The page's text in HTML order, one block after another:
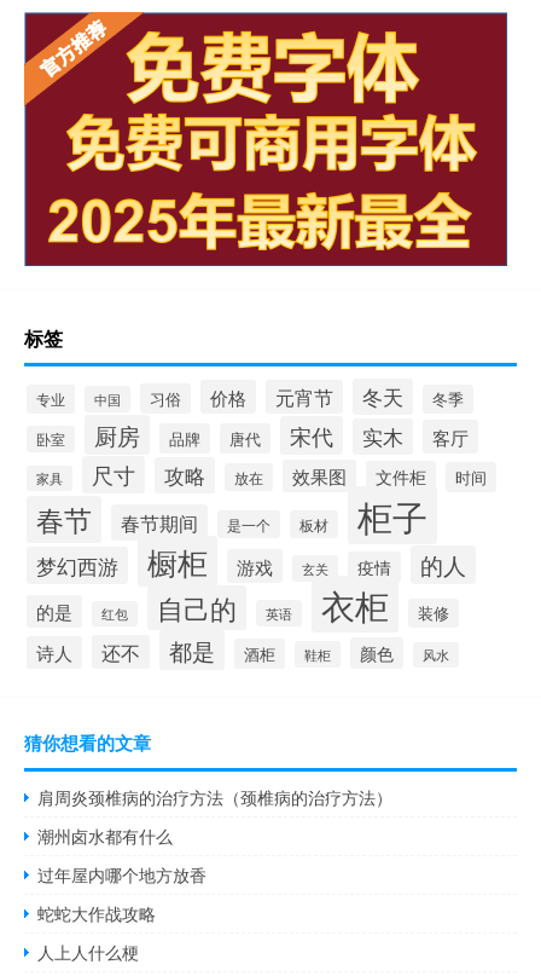
标签
专业 中国 习俗 价格 元宵节 冬天 冬季
卧室 厨房 品牌 唐代 宋代 实木 客厅
家具 尺寸 攻略 放在 效果图 文件柜 时间
春节 春节期间 是一个 板材 柜子
梦幻西游 橱柜 游戏 玄关 疫情 的人
的是 红包 自己的 英语 衣柜 装修
诗人 还不 都是 酒柜 鞋柜 颜色 风水
猜你想看的文章
肩周炎颈椎病的治疗方法（颈椎病的治疗方法）
潮州卤水都有什么
过年屋内哪个地方放香
蛇蛇大作战攻略
人上人什么梗